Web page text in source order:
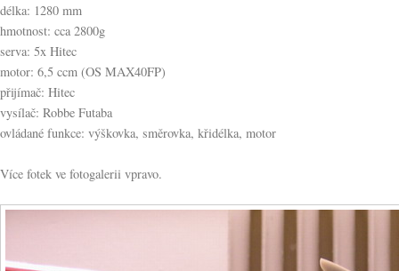
délka: 1280 mm
hmotnost: cca 2800g
serva: 5x Hitec
motor: 6,5 ccm (OS MAX40FP)
přijímač: Hitec
vysílač: Robbe Futaba
ovládané funkce: výškovka, směrovka, křidélka, motor
Více fotek ve fotogalerii vpravo.